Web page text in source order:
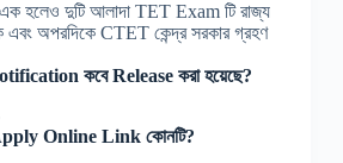
হলেও দুটি আলাদা TET Exam টি রাজ্য
এবং অপরদিকে CTET কেন্দ্র সরকার গ্রহণ
কবে Release করা হয়েছে?
Online Link কোনটি?